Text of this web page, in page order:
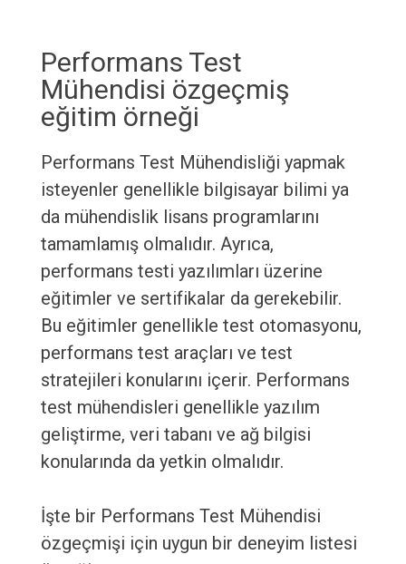
Performans Test
Mühendisi özgeçmiş
eğitim örneği
Performans Test Mühendisliği yapmak
isteyenler genellikle bilgisayar bilimi ya
da mühendislik lisans programlarını
tamamlamış olmalıdır. Ayrıca,
performans testi yazılımları üzerine
eğitimler ve sertifikalar da gerekebilir.
Bu eğitimler genellikle test otomasyonu,
performans test araçları ve test
stratejileri konularını içerir. Performans
test mühendisleri genellikle yazılım
geliştirme, veri tabanı ve ağ bilgisi
konularında da yetkin olmalıdır.
İşte bir Performans Test Mühendisi
özgeçmişi için uygun bir deneyim listesi